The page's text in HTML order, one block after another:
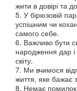
жити в довірі та
5. У бірюзовій
успішним чи
самого себе.
6. Важливо бути
народження дар
світу.
7. Ми вчимося
життя, яке бажає
8. Немає